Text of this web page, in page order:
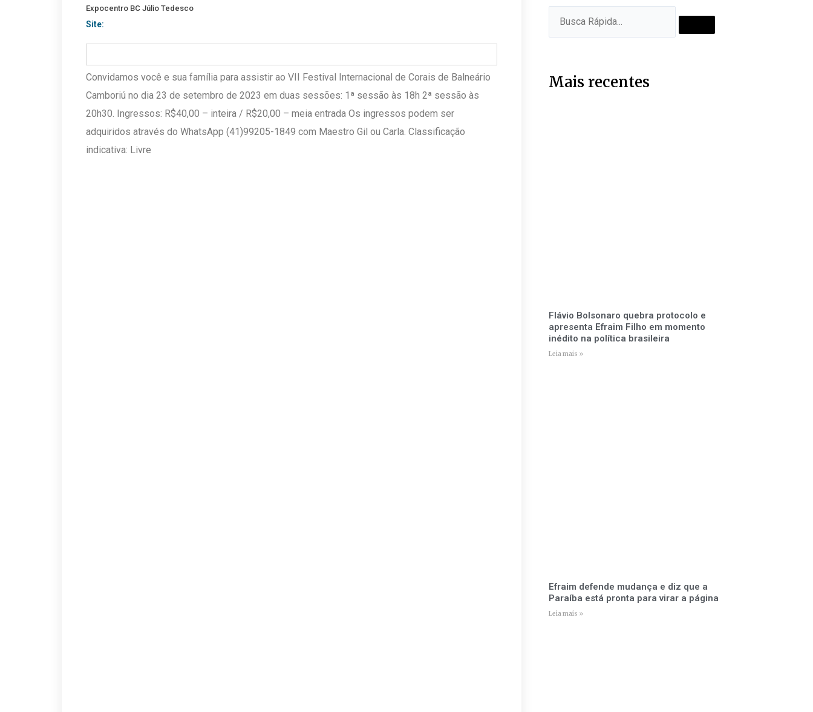
Expocentro BC Júlio Tedesco
Site:
Convidamos você e sua família para assistir ao VII Festival Internacional de Corais de Balneário
Camboriú no dia 23 de setembro de 2023 em duas sessões: 1ª sessão às 18h 2ª sessão às
20h30. Ingressos: R$40,00 – inteira / R$20,00 – meia entrada Os ingressos podem ser
adquiridos através do WhatsApp (41)99205-1849 com Maestro Gil ou Carla. Classificação
indicativa: Livre
Mais recentes
Flávio Bolsonaro quebra protocolo e
apresenta Efraim Filho em momento
inédito na política brasileira
Leia mais »
Efraim defende mudança e diz que a
Paraíba está pronta para virar a página
Leia mais »